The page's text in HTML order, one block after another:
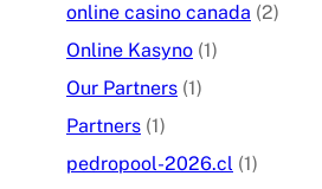
online casino canada (2)
Online Kasyno (1)
Our Partners (1)
Partners (1)
pedropool-2026.cl (1)